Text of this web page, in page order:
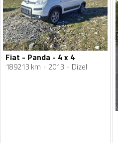
Fiat - Panda - 4 x 4
189213 km 2013 Dizel